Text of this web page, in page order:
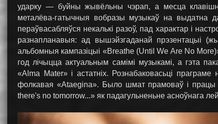
ударку — буйны жывёльны чэрап, а месца
металёва-гатычныя вобразы музыкаў на выдатна
пераўвасабляўся некалькі разоў, пад характар і
разнапланавыя: ад вышэйзгаданай прэзентацыі
альбомныя кампазіцыі «Breathe (Until We Are No
год лічыцца актуальным самімі музыкамі, а гэта
«Alma Mater» і астатніх. Рознабаковасьці
фолкавая «Ataegina». Было шмат прамоваў і
there's no tomorrow...» як падагульненьне асноўнага